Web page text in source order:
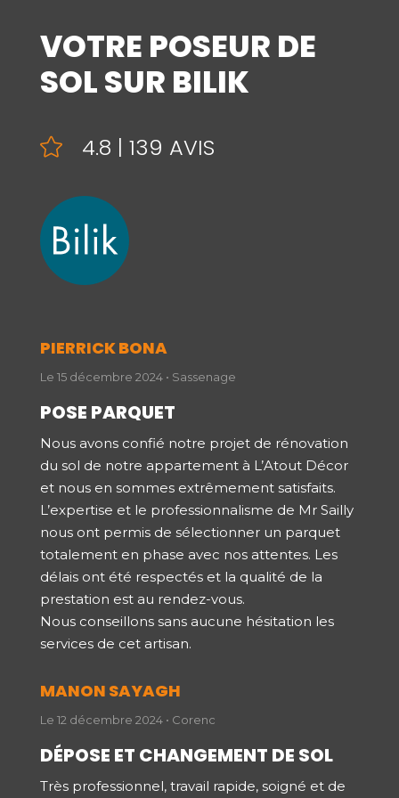
VOTRE POSEUR DE
SOL SUR BILIK
 4.8 | 139 AVIS
PIERRICK BONA
Le 15 décembre 2024 • Sassenage
POSE PARQUET
Nous avons confié notre projet de rénovation
du sol de notre appartement à L’Atout Décor
et nous en sommes extrêmement satisfaits.
L’expertise et le professionnalisme de Mr Sailly
nous ont permis de sélectionner un parquet
totalement en phase avec nos attentes. Les
délais ont été respectés et la qualité de la
prestation est au rendez-vous.
Nous conseillons sans aucune hésitation les
services de cet artisan.
MANON SAYAGH
Le 12 décembre 2024 • Corenc
DÉPOSE ET CHANGEMENT DE SOL
Très professionnel, travail rapide, soigné et de